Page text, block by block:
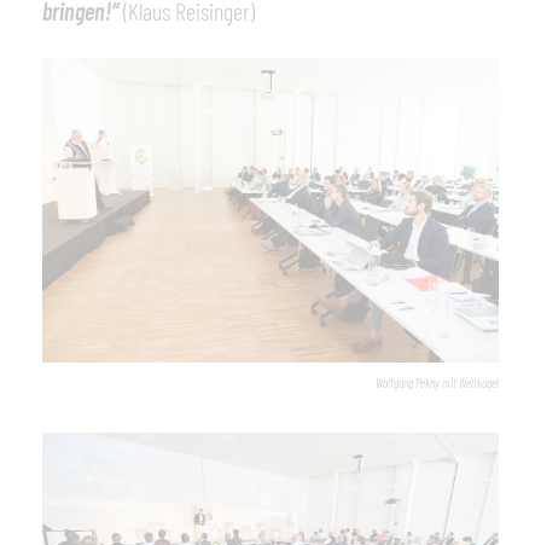
bringen!“(Klaus Reisinger)
Wolfgang Pekny mit Weltkugel